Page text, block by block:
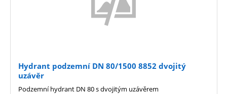
Hydrant podzemní DN 80/1500 8852 dvojitý
uzávěr
Podzemní hydrant DN 80 s dvojitým uzávěrem